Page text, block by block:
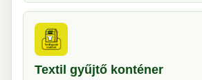
Textil gyűjtő konténer